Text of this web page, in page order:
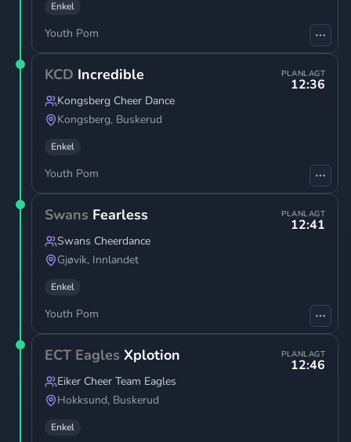
Enkel
Youth Pom
PLANLAGT
12:36
KCD Incredible
Kongsberg Cheer Dance
Kongsberg, Buskerud
Enkel
Youth Pom
PLANLAGT
12:41
Swans Fearless
Swans Cheerdance
Gjøvik, Innlandet
Enkel
Youth Pom
PLANLAGT
12:46
ECT Eagles Xplotion
Eiker Cheer Team Eagles
Hokksund, Buskerud
Enkel